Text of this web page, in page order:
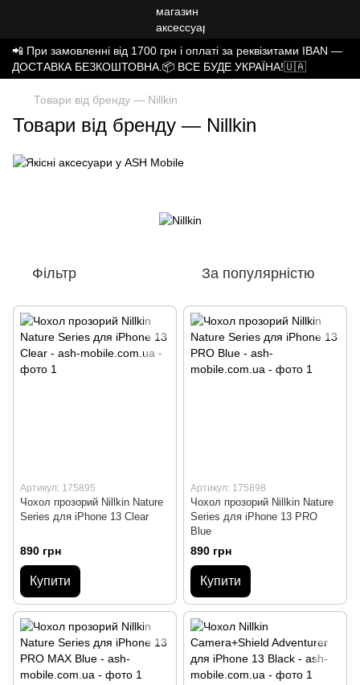
📲 При замовленні від 1700 грн і оплаті за реквізитами IBAN —
ДОСТАВКА БЕЗКОШТОВНА.📦 ВСЕ БУДЕ УКРАЇНА!🇺🇦
Товари від бренду — Nillkin
Товари від бренду — Nillkin
Фільтр За популярністю
Артикул: 175895
Чохол прозорий Nillkin Nature
Series для iPhone 13 Clear
890 грн
Купити
Артикул: 175898
Чохол прозорий Nillkin Nature
Series для iPhone 13 PRO
Blue
890 грн
Купити